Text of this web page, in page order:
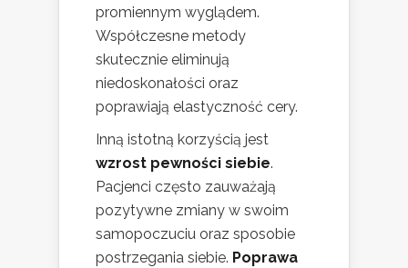
promiennym wyglądem.
Współczesne metody
skutecznie eliminują
niedoskonałości oraz
poprawiają elastyczność cery.
Inną istotną korzyścią jest
wzrost pewności siebie.
Pacjenci często zauważają
pozytywne zmiany w swoim
samopoczuciu oraz sposobie
postrzegania siebie. Poprawa